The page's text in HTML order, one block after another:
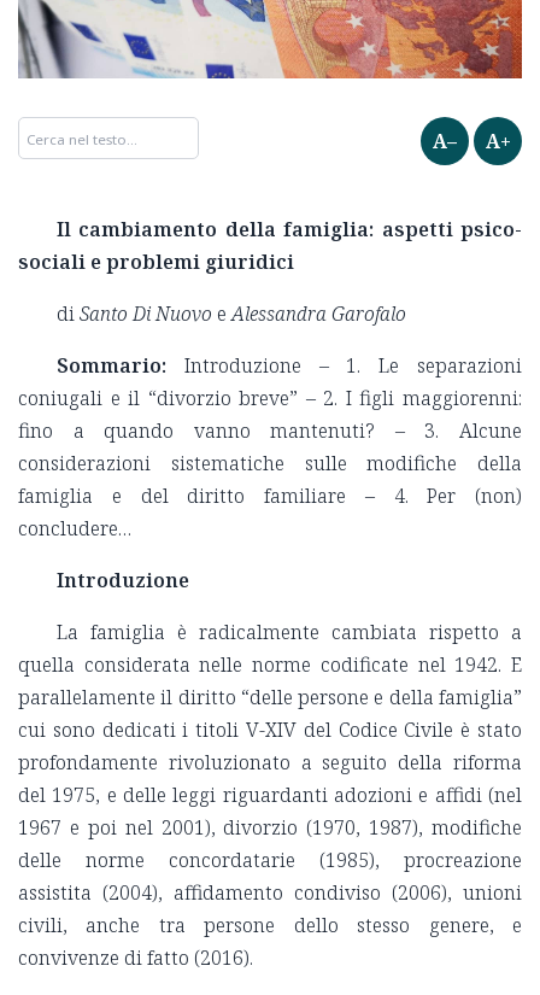
A– A+
Il cambiamento della famiglia: aspetti psico-
sociali e problemi giuridici
diSanto Di Nuovo eAlessandra Garofalo
Sommario: Introduzione – 1. Le separazioni
coniugali e il “divorzio breve” – 2. I figli maggiorenni:
fino a quando vanno mantenuti? – 3. Alcune
considerazioni sistematiche sulle modifiche della
famiglia e del diritto familiare – 4. Per (non)
concludere…
Introduzione
La famiglia è radicalmente cambiata rispetto a
quella considerata nelle norme codificate nel 1942. E
parallelamente il diritto “delle persone e della famiglia”
cui sono dedicati i titoli V-XIV del Codice Civile è stato
profondamente rivoluzionato a seguito della riforma
del 1975, e delle leggi riguardanti adozioni e affidi (nel
1967 e poi nel 2001), divorzio (1970, 1987), modifiche
delle norme concordatarie (1985), procreazione
assistita (2004), affidamento condiviso (2006), unioni
civili, anche tra persone dello stesso genere, e
convivenze di fatto (2016).